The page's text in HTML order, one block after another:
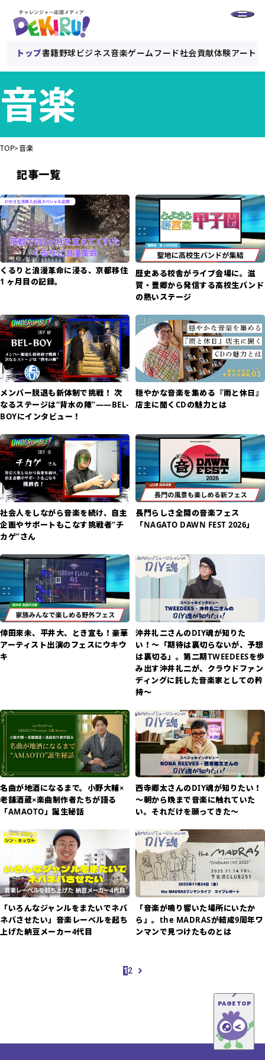
トップ書籍野球 ビジネス音楽ゲーム フード社会貢献体験アート
音楽
TOP 音楽
記事一覧
くるりと浪漫革命に浸る、京都移住
1 ヶ月目の記録。
歴史ある校舎がライブ会場に。滋
賀・豊郷から発信する高校生バンド
の熱いステージ
メンバー脱退も新体制で挑戦！ 次
なるステージは“背水の陣”――BEL-
BOYにインタビュー！
穏やかな音楽を集める『雨と休日』
店主に聞くCDの魅力とは
社会人をしながら音楽を続け、自主
企画やサポートもこなす挑戦者“チ
カゲ”さん
長門らしさ全開の音楽フェス
「NAGATO DAWN FEST 2026」
倖田來未、平井大、とき宣も！豪華
アーティスト出演のフェスにウキウ
キ
沖井礼二さんのDIY魂が知りた
い！〜「期待は裏切らないが、予想
は裏切る」。第二期TWEEDEESを歩
み出す沖井礼二が、クラウドファン
ディングに託した音楽家としての矜
持〜
名曲が地酒になるまで。小野大輔×
老舗酒蔵×楽曲制作者たちが語る
「AMAOTO」誕生秘話
西寺郷太さんのDIY魂が知りたい！
〜朝から晩まで音楽に触れていた
い。それだけを願ってきた〜
「いろんなジャンルをまたいでネバ
ネバさせたい」音楽レーベルを起ち
上げた納豆メーカー4代目
「音楽が鳴り響いた場所にいたか
ら」。the MADRASが結成9周年ワ
ンマンで見つけたものとは
1 2
PAGE TOP